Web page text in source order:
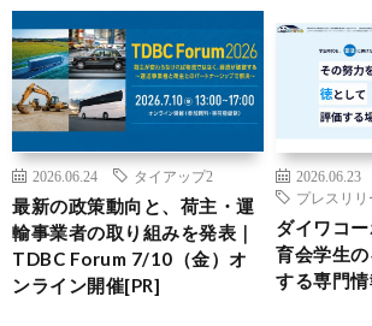
2026.06.24 タイアップ2
最新の政策動向と、荷主・運
輸事業者の取り組みを発表｜
TDBC Forum 7/10（金）オ
ンライン開催[PR]
2026.06.23
プレスリ
ダイワコ
育会学生
する専門